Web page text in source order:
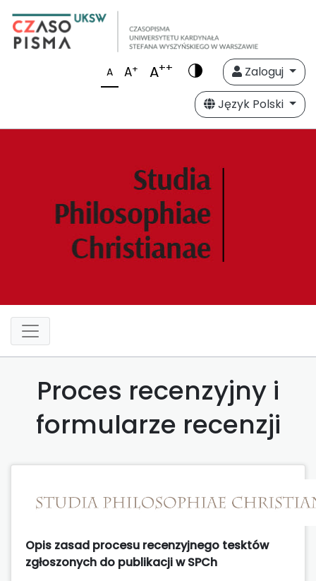
A A+ A++
Zaloguj
Język Polski
Proces recenzyjny i
formularze recenzji
Opis zasad procesu recenzyjnego tesktów
zgłoszonych do publikacji w SPCh